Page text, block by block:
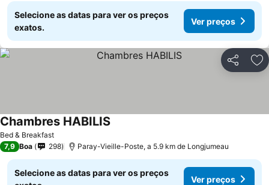
Selecione as datas para ver os preços
exatos.
Ver preços
Partilhar
Bed & Breakfast
Chambres HABILIS
7,9 Boa 298 Paray-Vieille-Poste, a 5.9 km de Longjumeau
Selecione as datas para ver os preços
Ver preços